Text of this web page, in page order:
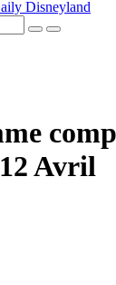
Avril